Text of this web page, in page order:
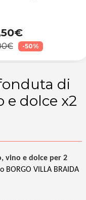
-50%
di
e dolce x2
vino e dolce per 2
BORGO VILLA BRAIDA